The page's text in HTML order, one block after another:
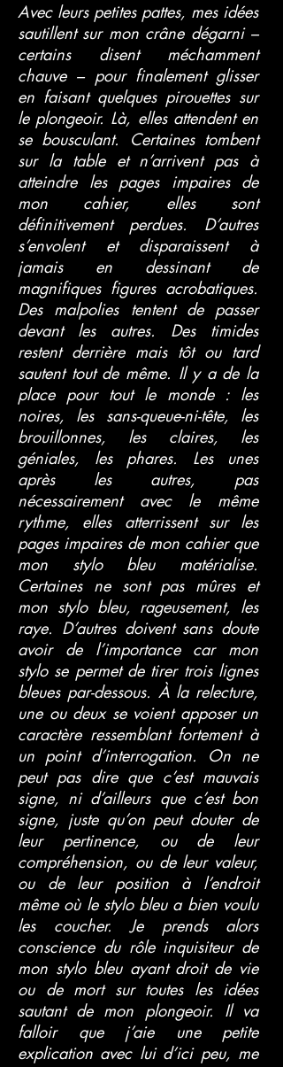
Avec leurs petites pattes, mes idées
sautillent sur mon crâne dégarni –
certains disent méchamment
chauve – pour finalement glisser
en faisant quelques pirouettes sur
le plongeoir. Là, elles attendent en
se bousculant. Certaines tombent
sur la table et n’arrivent pas à
atteindre les pages impaires de
mon cahier, elles sont
définitivement perdues. D’autres
s’envolent et disparaissent à
jamais en dessinant de
magnifiques figures acrobatiques.
Des malpolies tentent de passer
devant les autres. Des timides
restent derrière mais tôt ou tard
sautent tout de même. Il y a de la
place pour tout le monde : les
noires, les sans-queue-ni-tête, les
brouillonnes, les claires, les
géniales, les phares. Les unes
après les autres, pas
nécessairement avec le même
rythme, elles atterrissent sur les
pages impaires de mon cahier que
mon stylo bleu matérialise.
Certaines ne sont pas mûres et
mon stylo bleu, rageusement, les
raye. D’autres doivent sans doute
avoir de l’importance car mon
stylo se permet de tirer trois lignes
bleues par-dessous. À la relecture,
une ou deux se voient apposer un
caractère ressemblant fortement à
un point d’interrogation. On ne
peut pas dire que c’est mauvais
signe, ni d’ailleurs que c’est bon
signe, juste qu’on peut douter de
leur pertinence, ou de leur
compréhension, ou de leur valeur,
ou de leur position à l’endroit
même où le stylo bleu a bien voulu
les coucher. Je prends alors
conscience du rôle inquisiteur de
mon stylo bleu ayant droit de vie
ou de mort sur toutes les idées
sautant de mon plongeoir. Il va
falloir que j’aie une petite
explication avec lui d’ici peu, me